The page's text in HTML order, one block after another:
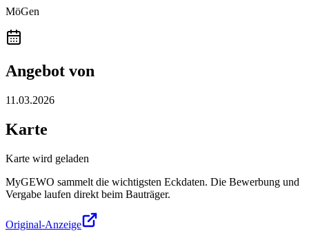
MöGen
Angebot von
11.03.2026
Karte
Karte wird geladen
MyGEWO sammelt die wichtigsten Eckdaten. Die Bewerbung und
Vergabe laufen direkt beim Bauträger.
Original-Anzeige